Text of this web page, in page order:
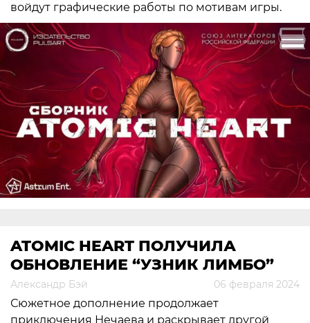
войдут графические работы по мотивам игры.
ATOMIC HEART ПОЛУЧИЛА
ОБНОВЛЕНИЕ “УЗНИК ЛИМБО”
Александр Бэй 06 февраля 2024
Сюжетное дополнение продолжает
приключения Нечаева и раскрывает другой